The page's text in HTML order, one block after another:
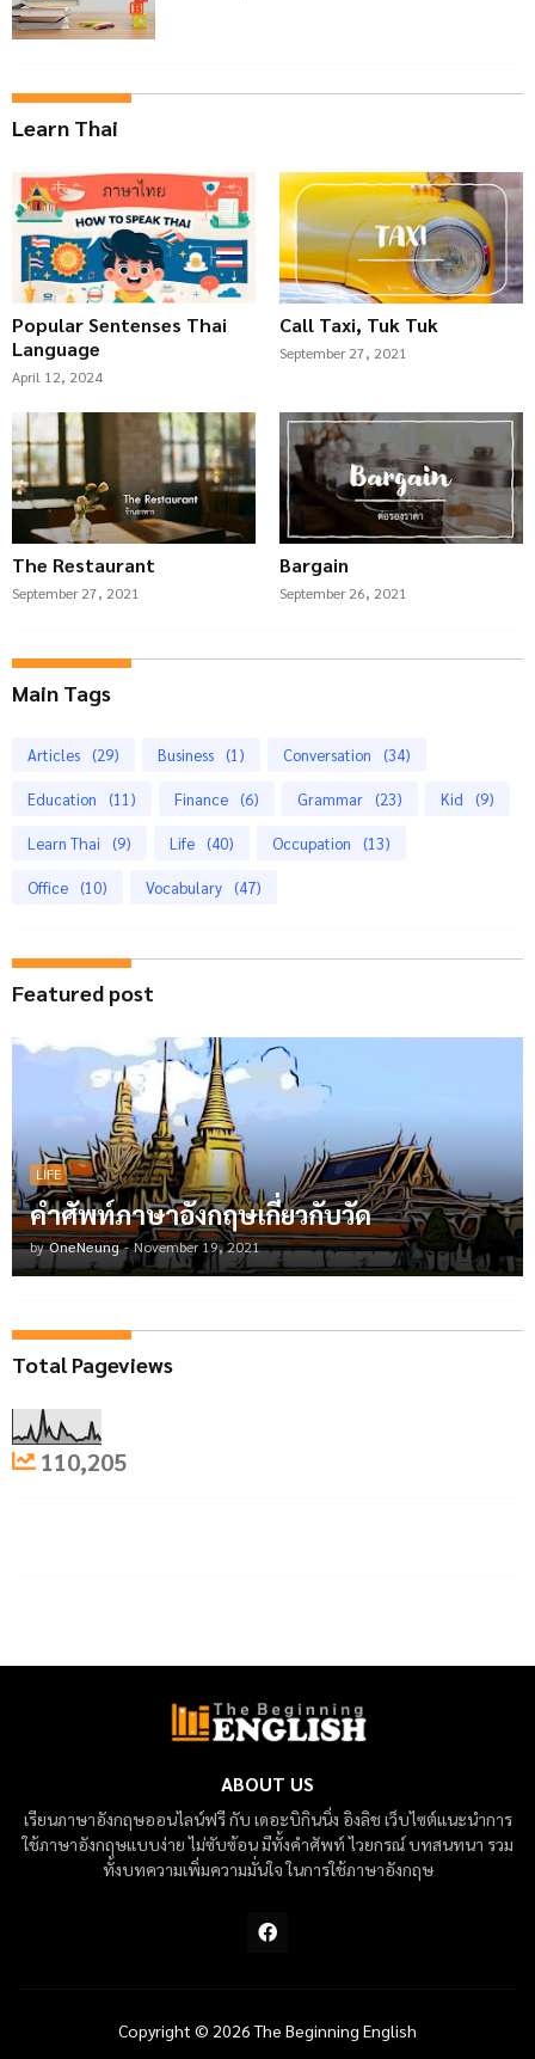
Learn Thai
Popular Sentenses Thai
Language
April 12, 2024
Call Taxi, Tuk Tuk
September 27, 2021
The Restaurant
September 27, 2021
Bargain
September 26, 2021
Main Tags
Articles (29) Business (1) Conversation (34)
Education (11) Finance (6) Grammar (23) Kid (9)
Learn Thai (9) Life (40) Occupation (13)
Office (10) Vocabulary (47)
Featured post
LIFE
คำศัพท์ภาษาอังกฤษเกี่ยวกับวัด
by OneNeung - November 19, 2021
Total Pageviews
110,205
ABOUT US
เรียนภาษาอังกฤษออนไลน์ฟรี กับ เดอะบิกินนิ่ง อิงลิช เว็บไซต์แนะนำการ
ใช้ภาษาอังกฤษแบบง่าย ไม่ซับซ้อน มีทั้งคำศัพท์ ไวยกรณ์ บทสนทนา รวม
ทั้งบทความเพิ่มความมั่นใจ ในการใช้ภาษาอังกฤษ
Copyright © 2026The Beginning English